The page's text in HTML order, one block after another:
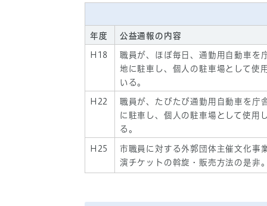
年度 公益通報の内容
H18
職員が、ほぼ毎日、通勤用自動車を
地に駐車し、個人の駐車場として使
いる。
H22
職員が、たびたび通勤用自動車を庁
に駐車し、個人の駐車場として使用
る。
H25
市職員に対する外郭団体主催文化事
演チケットの斡旋・販売方法の是非